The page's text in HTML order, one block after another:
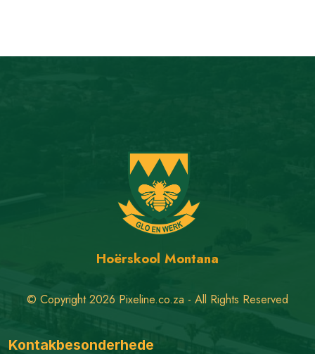
Hoërskool Montana
© Copyright 2026 Pixeline.co.za - All Rights Reserved
Kontakbesonderhede